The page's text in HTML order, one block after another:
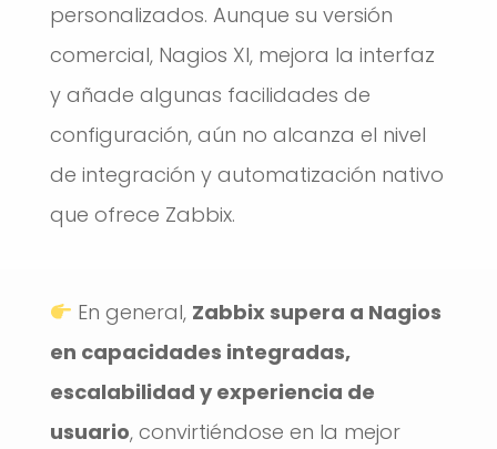
personalizados. Aunque su versión
comercial, Nagios XI, mejora la interfaz
y añade algunas facilidades de
configuración, aún no alcanza el nivel
de integración y automatización nativo
que ofrece Zabbix.
En general, Zabbix supera a Nagios
en capacidades integradas,
escalabilidad y experiencia de
usuario, convirtiéndose en la mejor